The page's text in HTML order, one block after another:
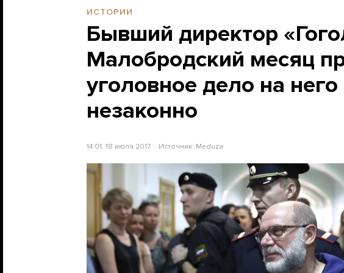
ИСТОРИИ
Бывший директор
Малобродский месяц
уголовное дело на
незаконно
14:01, 18 июля 2017 Источник: Meduza